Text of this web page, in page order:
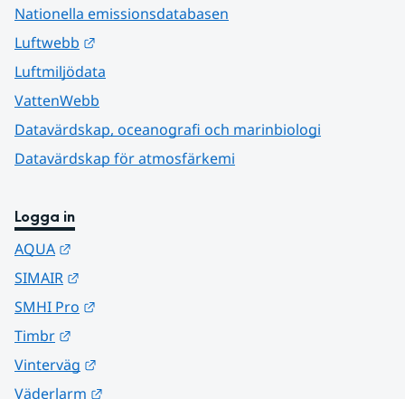
Nationella emissionsdatabasen
Luftwebb
Luftmiljödata
VattenWebb
Datavärdskap, oceanografi och marinbiologi
Datavärdskap för atmosfärkemi
Logga in
AQUA
SIMAIR
SMHI Pro
Timbr
Vinterväg
Väderlarm